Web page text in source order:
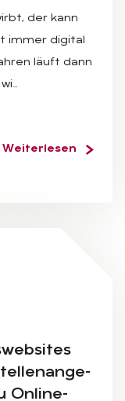
der kann
immer digital
läuft dann
Weiterlesen
On­line-